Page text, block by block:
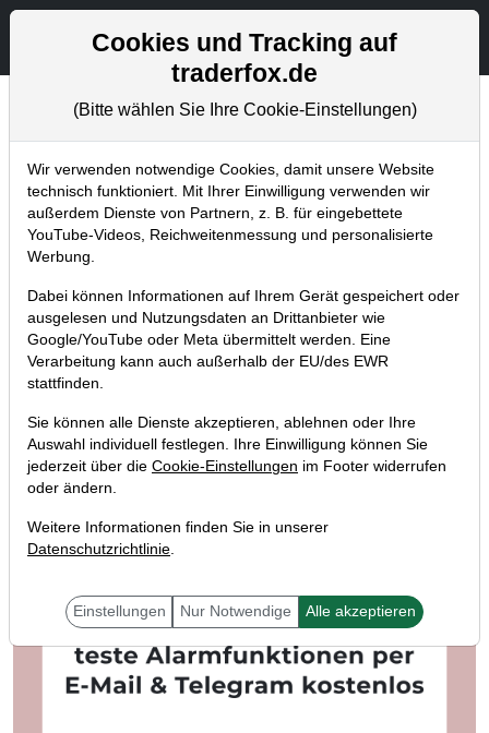
Aktien- und Artikelsuche
Trader-Blog
Home Blog Trader-Blog
SignalTrader Pro - teste
Alarmfunktionen per E-Mail &
Telegram kostenlos
27.02.2024 um 12:31 Uhr | A. Zehetner
Cookies und Tracking auf
traderfox.de
(Bitte wählen Sie Ihre Cookie-Einstellungen)
Wir verwenden notwendige Cookies, damit unsere Website
technisch funktioniert. Mit Ihrer Einwilligung verwenden wir
außerdem Dienste von Partnern, z. B. für eingebettete
YouTube-Videos, Reichweitenmessung und personalisierte
Werbung.
Dabei können Informationen auf Ihrem Gerät gespeichert oder
ausgelesen und Nutzungsdaten an Drittanbieter wie
Google/YouTube oder Meta übermittelt werden. Eine
Verarbeitung kann auch außerhalb der EU/des EWR
stattfinden.
Sie können alle Dienste akzeptieren, ablehnen oder Ihre
Auswahl individuell festlegen. Ihre Einwilligung können Sie
jederzeit über die Cookie-Einstellungen im Footer widerrufen
oder ändern.
Weitere Informationen finden Sie in unserer
Datenschutzrichtlinie.
Einstellungen Nur Notwendige Alle akzeptieren